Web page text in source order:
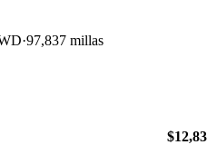
97,837 millas